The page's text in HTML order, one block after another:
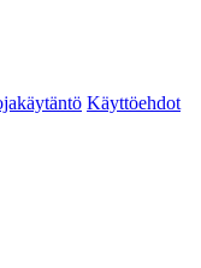
Käyttöehdot